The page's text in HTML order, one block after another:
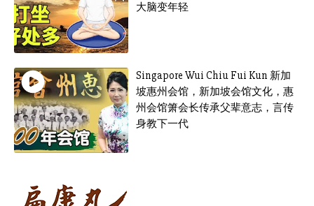
大脑变年轻
Singapore Wui Chiu Fui Kun 新加
坡惠州会馆，新加坡会馆文化，惠
州会馆箫会长传承父辈意志，言传
身教下一代